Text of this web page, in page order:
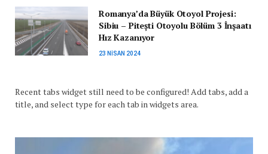
Romanya’da Büyük Otoyol Projesi:
Sibiu – Pitești Otoyolu Bölüm 3 İnşaatı
Hız Kazanıyor
23 NISAN 2024
Recent tabs widget still need to be configured! Add tabs, add a
title, and select type for each tab in widgets area.